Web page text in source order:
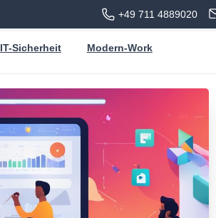
+49 711 4889020
IT-Sicherheit Modern-Work